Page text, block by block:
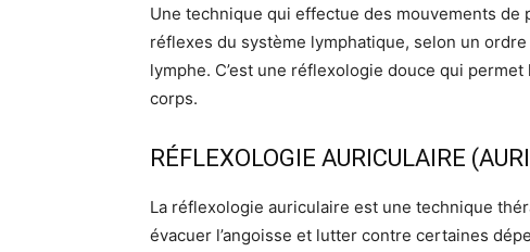
Une technique qui effectue des mouvements
réflexes du système lymphatique, selon un
lymphe. C’est une réflexologie douce qui
corps.
RÉFLEXOLOGIE AURICULAIRE
La réflexologie auriculaire est une technique
évacuer l’angoisse et lutter contre certaines